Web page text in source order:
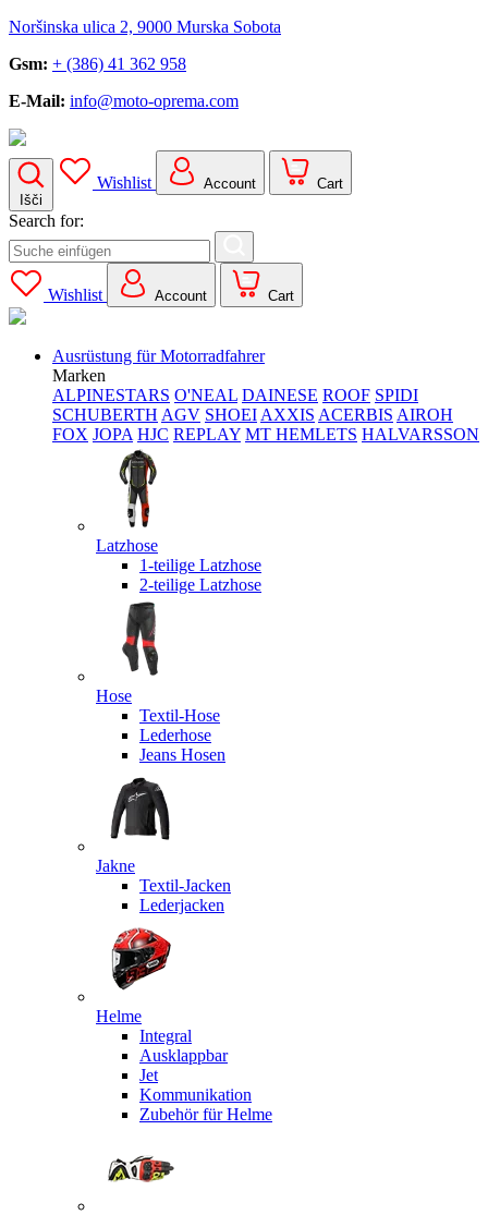
Noršinska ulica 2, 9000 Murska Sobota
Gsm: + (386) 41 362 958
E-Mail: info@moto-oprema.com
Išči
Wishlist Account Cart
Search for:
Wishlist Account Cart
Ausrüstung für Motorradfahrer
Marken
ALPINESTARS O'NEAL DAINESE ROOF SPIDI
SCHUBERTH AGV SHOEI AXXIS ACERBIS AIROH
FOX JOPA HJC REPLAY MT HEMLETS HALVARSSON
Latzhose
1-teilige Latzhose
2-teilige Latzhose
Hose
Textil-Hose
Lederhose
Jeans Hosen
Jakne
Textil-Jacken
Lederjacken
Helme
Integral
Ausklappbar
Jet
Kommunikation
Zubehör für Helme